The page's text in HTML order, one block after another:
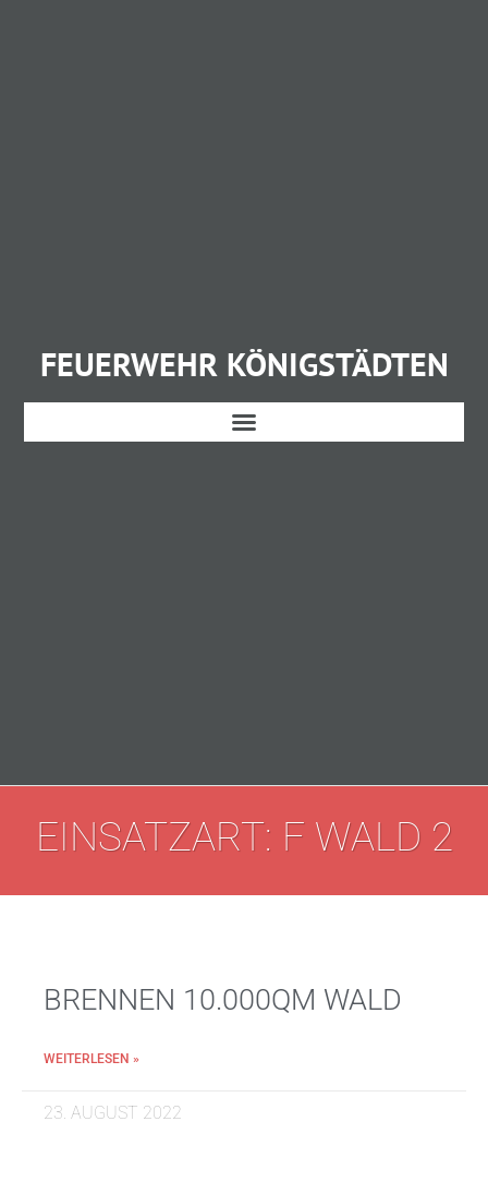
FEUERWEHR KÖNIGSTÄDTEN
EINSATZART: F WALD 2
BRENNEN 10.000QM WALD
WEITERLESEN »
23. AUGUST 2022